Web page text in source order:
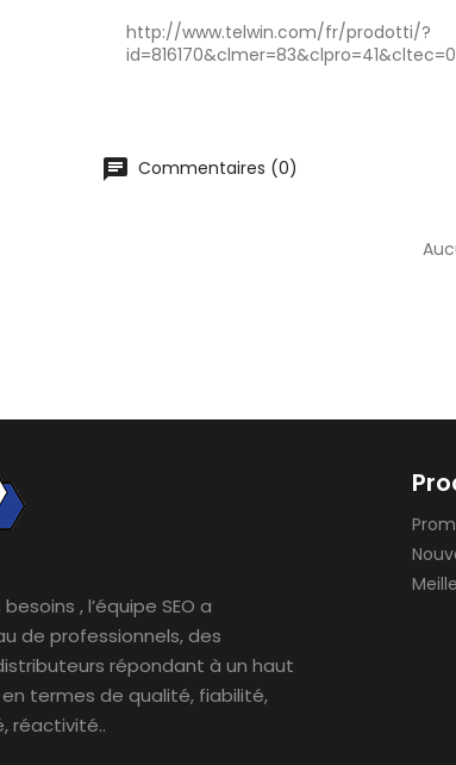
http://www.telwin.com/fr/prodotti/?
chat Commentaires (0)
, l’équipe SEO a
de professionnels, des
répondant à un haut
termes de qualité, fiabilité,
réactivité..